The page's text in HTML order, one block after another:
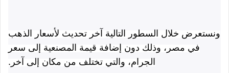
ونستعرض خلال السطور التالية آخر تحديث لأسعار الذهب
في مصر، وذلك دون إضافة قيمة المصنعية إلى سعر
الجرام، والتي تختلف من مكان إلى آخر.